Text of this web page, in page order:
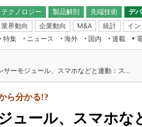
テクノロジー 製品解剖
先端技術
ルギー
デ
アナログ
マイコン
FPGA
業界動向
企業動向 M&A 統計 イ
フィジカルAI
読者調査（EE
特集 ニュース 海外 国内
連載
昭のデバイス通信
上隆のナノフォーカス
聡の業界スコープ
電子ブックレット
サーモジュール、スマホなどと連動：ス...
ュール、スマホな
ら分かる!?